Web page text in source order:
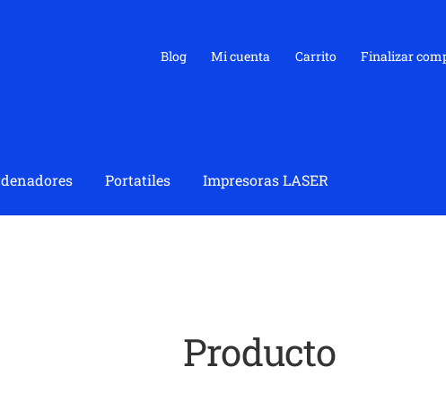
Blog Mi cuenta Carrito Finalizar
Portatiles Impresoras LASER
Producto